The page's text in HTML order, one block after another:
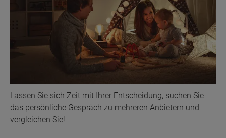
Lassen Sie sich Zeit mit Ihrer Entscheidung, suchen Sie
das persönliche Gespräch zu mehreren Anbietern und
vergleichen Sie!